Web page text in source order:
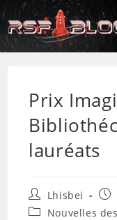
Prix
lauréats
Lhisbei
Nouvelles